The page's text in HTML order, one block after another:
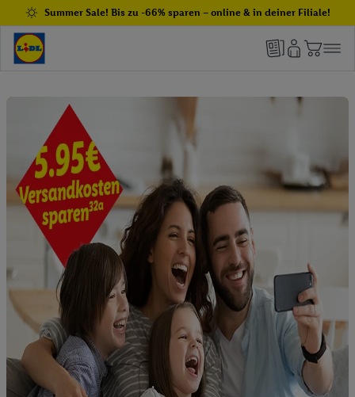
Summer Sale! Bis zu -66% sparen – online & in deiner Filiale!